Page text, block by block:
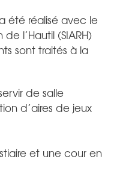
été réalisé avec le
l’Hautil (SIARH)
sont traités à la
de salle
d’aires de jeux
et une cour en